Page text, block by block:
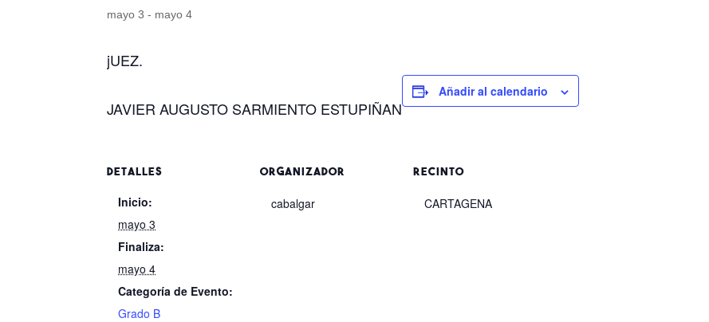
mayo 3 - mayo 4
jUEZ.
JAVIER AUGUSTO SARMIENTO ESTUPIÑAN
Añadir al calendario
DETALLES
Inicio:
mayo 3
Finaliza:
mayo 4
Categoría de Evento:
Grado B
ORGANIZADOR
cabalgar
RECINTO
CARTAGENA